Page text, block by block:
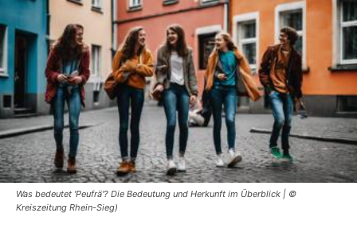
Was bedeutet 'Peufrä'? Die Bedeutung und Herkunft im Überblick | ©
Kreiszeitung Rhein-Sieg)